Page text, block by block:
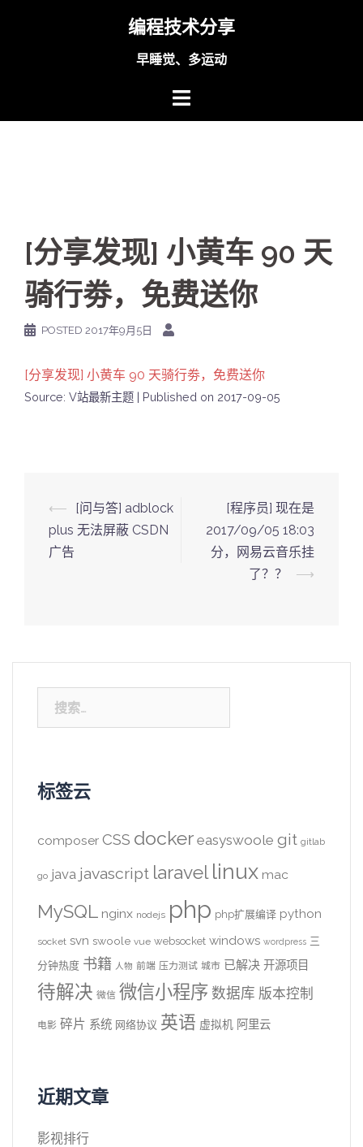
编程技术分享
早睡觉、多运动
[分享发现] 小黄车 90 天
骑行劵，免费送你
POSTED 2017年9月5日
[分享发现] 小黄车 90 天骑行劵，免费送你
Source: V站最新主题 Published on 2017-09-05
Post
navigation
⟵
[问与答] adblock
plus 无法屏蔽 CSDN
广告
[程序员] 现在是
2017/09/05 18:03
分，网易云音乐挂
了？？
⟶
索：
标签云
composer CSS docker easyswoole git gitlab
go java javascript laravel linux mac
MySQL nginx nodejs php php扩展编译 python
socket svn swoole vue websocket windows wordpress 三
分钟热度 书籍 人物 前端 压力测试 城市 已解决 开源项目
待解决 微信 微信小程序 数据库 版本控制
电影 碎片 系统 网络协议 英语 虚拟机 阿里云
近期文章
影视排行